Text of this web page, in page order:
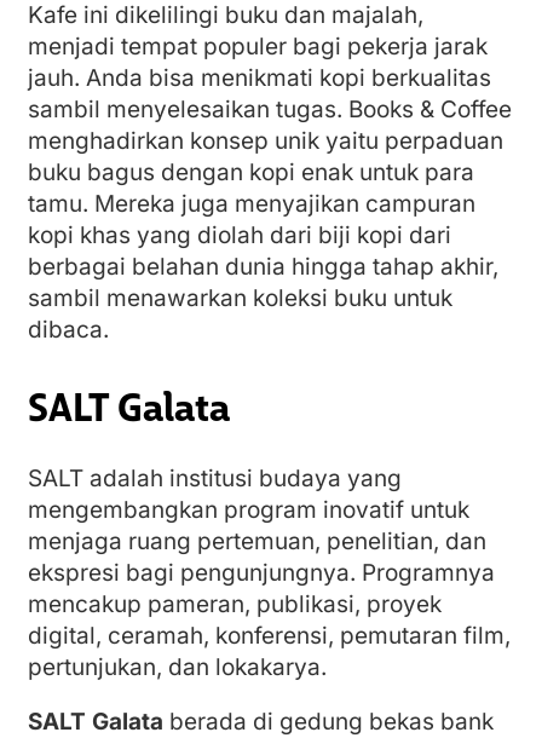
Kafe ini dikelilingi buku dan majalah,
menjadi tempat populer bagi pekerja jarak
jauh. Anda bisa menikmati kopi berkualitas
sambil menyelesaikan tugas. Books & Coffee
menghadirkan konsep unik yaitu perpaduan
buku bagus dengan kopi enak untuk para
tamu. Mereka juga menyajikan campuran
kopi khas yang diolah dari biji kopi dari
berbagai belahan dunia hingga tahap akhir,
sambil menawarkan koleksi buku untuk
dibaca.
SALT Galata
SALT adalah institusi budaya yang
mengembangkan program inovatif untuk
menjaga ruang pertemuan, penelitian, dan
ekspresi bagi pengunjungnya. Programnya
mencakup pameran, publikasi, proyek
digital, ceramah, konferensi, pemutaran film,
pertunjukan, dan lokakarya.
SALT Galata berada di gedung bekas bank